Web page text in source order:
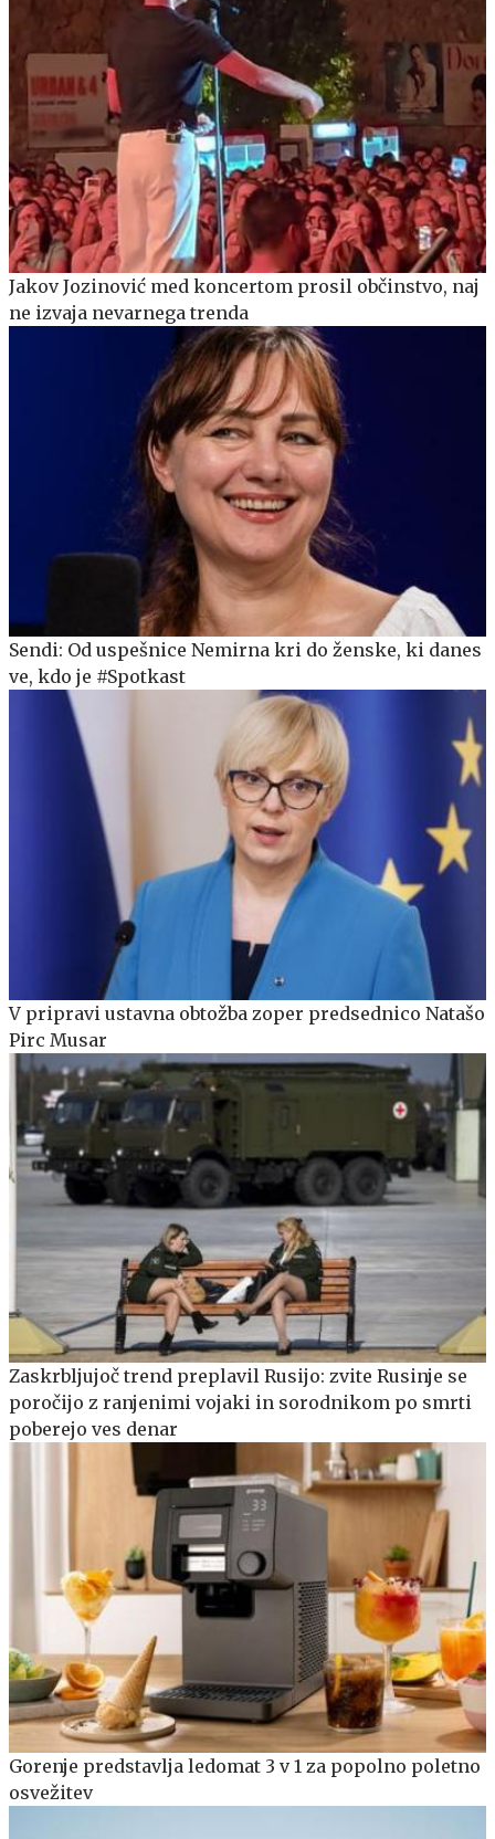
Jakov Jozinović med koncertom prosil občinstvo, naj
ne izvaja nevarnega trenda
Sendi: Od uspešnice Nemirna kri do ženske, ki danes
ve, kdo je #Spotkast
V pripravi ustavna obtožba zoper predsednico Natašo
Pirc Musar
Zaskrbljujoč trend preplavil Rusijo: zvite Rusinje se
poročijo z ranjenimi vojaki in sorodnikom po smrti
poberejo ves denar
Gorenje predstavlja ledomat 3 v 1 za popolno poletno
osvežitev